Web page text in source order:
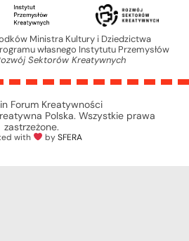
Ministra Kultury i Dziedzictwa
własnego Instytutu Przemysłów
Sektorów Kreatywnych
Forum Kreatywności
Polska. Wszystkie prawa
zastrzeżone.
with bySFERA